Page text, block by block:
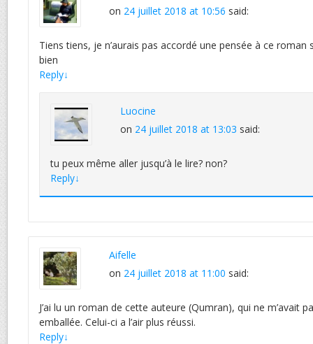
on 24 juillet 2018 at 10:56 said:
Tiens tiens, je n’aurais pas accordé une pensée à ce roman
bien
Reply↓
Luocine
on 24 juillet 2018 at 13:03 said:
tu peux même aller jusqu’à le lire? non?
Reply↓
Aifelle
on 24 juillet 2018 at 11:00 said:
J’ai lu un roman de cette auteure (Qumran), qui ne m’avait
emballée. Celui-ci a l’air plus réussi.
Reply↓